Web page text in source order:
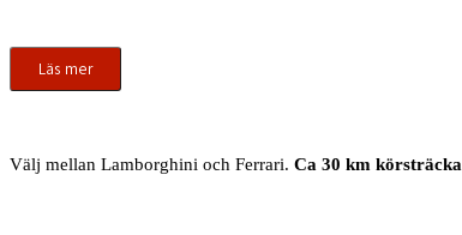
Läs mer
Välj mellan Lamborghini och Ferrari. Ca 30 km körsträcka